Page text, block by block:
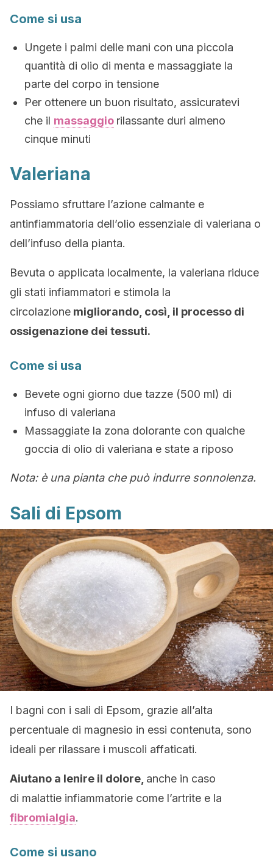
Come si usa
Ungete i palmi delle mani con una piccola
quantità di olio di menta e massaggiate la
parte del corpo in tensione
Per ottenere un buon risultato, assicuratevi
che il massaggio rilassante duri almeno
cinque minuti
Valeriana
Possiamo sfruttare l’azione calmante e
antinfiammatoria dell’olio essenziale di valeriana o
dell’infuso della pianta.
Bevuta o applicata localmente, la valeriana riduce
gli stati infiammatori e stimola la
circolazione migliorando, così, il processo di
ossigenazione dei tessuti.
Come si usa
Bevete ogni giorno due tazze (500 ml) di
infuso di valeriana
Massaggiate la zona dolorante con qualche
goccia di olio di valeriana e state a riposo
Nota: è una pianta che può indurre sonnolenza.
Sali di Epsom
I bagni con i sali di Epsom, grazie all’alta
percentuale di magnesio in essi contenuta, sono
ideali per rilassare i muscoli affaticati.
Aiutano a lenire il dolore, anche in caso
di malattie infiammatorie come l’artrite e la
fibromialgia.
Come si usano